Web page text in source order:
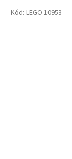
Kód: LEGO 10953